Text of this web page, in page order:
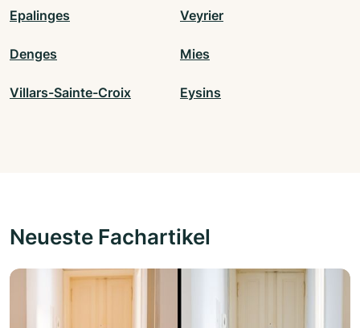
Epalinges Veyrier
Denges Mies
Villars-Sainte-Croix Eysins
Neueste Fachartikel